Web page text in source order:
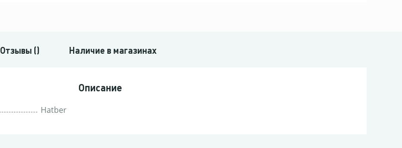
Отзывы () Наличие в магазинах
Hatber
Описание